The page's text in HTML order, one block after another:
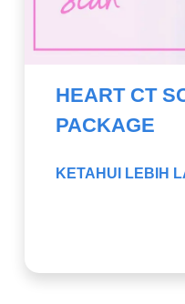
Oklusi
Implantasi
Prosedur
HEART CT
PACKAGE
KETAHUI LEBIH